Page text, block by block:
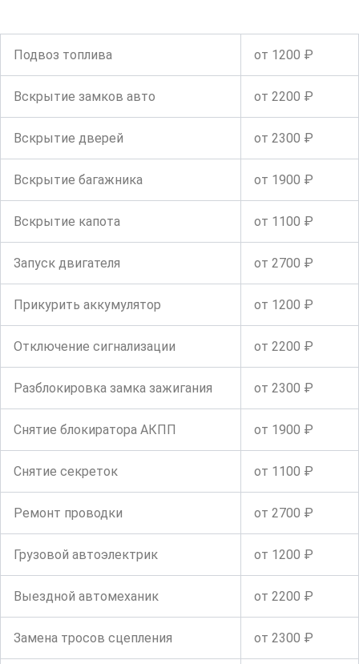
Подвоз топлива от 1200 ₽
Вскрытие замков авто от 2200 ₽
Вскрытие дверей от 2300 ₽
Вскрытие багажника от 1900 ₽
Вскрытие капота от 1100 ₽
Запуск двигателя от 2700 ₽
Прикурить аккумулятор от 1200 ₽
Отключение сигнализации от 2200 ₽
Разблокировка замка зажигания от 2300 ₽
Снятие блокиратора АКПП от 1900 ₽
Снятие секреток от 1100 ₽
Ремонт проводки от 2700 ₽
Грузовой автоэлектрик от 1200 ₽
Выездной автомеханик от 2200 ₽
Замена тросов сцепления от 2300 ₽